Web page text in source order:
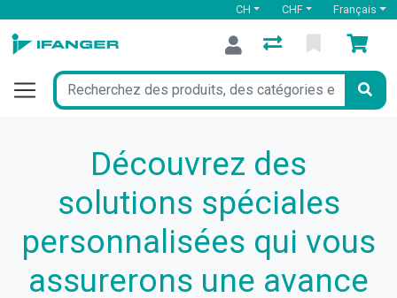
CH CHF Français
Découvrez des
solutions spéciales
personnalisées qui vous
assurerons une avance